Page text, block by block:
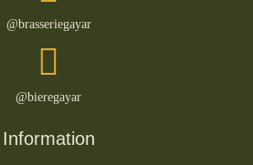
@brasseriegayar
@bieregayar
Information